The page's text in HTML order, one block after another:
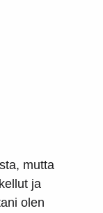
mutta
ja
olen